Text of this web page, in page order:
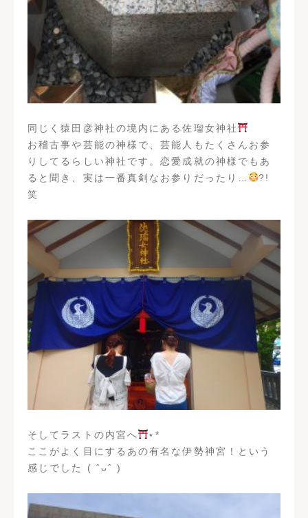
同じく猿田彦神社の境内にある佐瑠女神社
お稽古事や芸能の神様で、芸能人もたくさんお参
りしてるらしい神社です。恋愛成就の神様でもあ
ると聞き、実は一番真剣なお参りだったり…
?!
笑
そしてラストの内宮へ
⋆︎*
ここがよく目にするあの有名な伊勢神宮！という
感じでした ( ˆᴗˆ )